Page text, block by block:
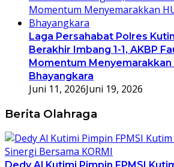
Laga Persahabat Polres
Berakhir Imbang 1-1, AKBP
Momentum Menyemarakkan
Bhayangkara
Juni 11, 2026Juni 19, 2026
Berita Olahraga